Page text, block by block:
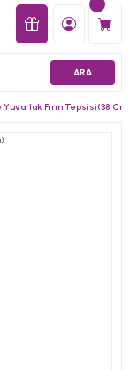
ARA
Yuvarlak Fırın Tepsisi(38 Cm)